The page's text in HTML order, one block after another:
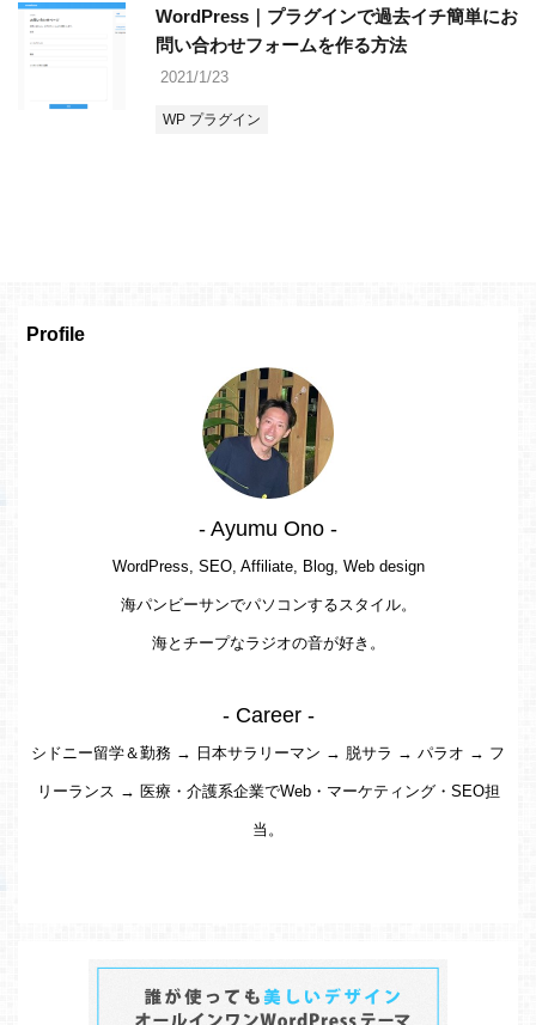
WordPress｜プラグインで過去イチ簡単にお
問い合わせフォームを作る方法
2021/1/23
WP プラグイン
Profile
- Ayumu Ono -
WordPress, SEO, Affiliate, Blog, Web design
海パンビーサンでパソコンするスタイル。
海とチープなラジオの音が好き。
- Career -
シドニー留学＆勤務 → 日本サラリーマン → 脱サラ → パラオ → フ
リーランス → 医療・介護系企業でWeb・マーケティング・SEO担
当。